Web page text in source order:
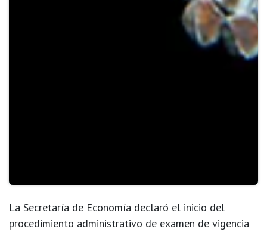
La Secretaría de Economía declaró el inicio del
procedimiento administrativo de examen de vigencia